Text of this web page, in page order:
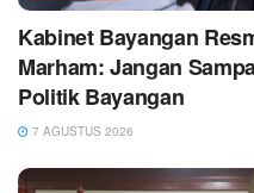
Kabinet Bayangan
Marham: Jangan
Politik Bayangan
7 AGUSTUS 2026